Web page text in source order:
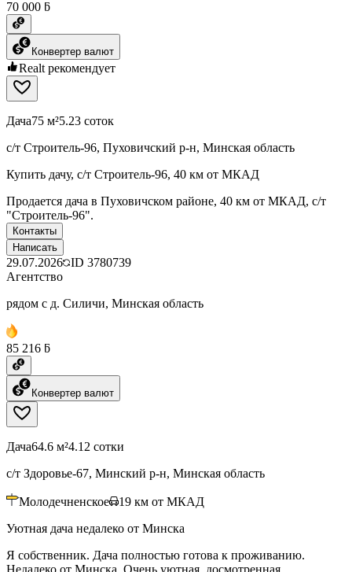
70 000 ƃ
Конвертер валют
Realt рекомендует
Дача75 м²5.23 соток
с/т Строитель-96, Пуховичский р-н, Минская область
Купить дачу, с/т Строитель-96, 40 км от МКАД
Продается дача в Пуховичском районе, 40 км от МКАД, с/т
"Строитель-96".
Контакты
Написать
29.07.2026 ID 3780739
Агентство
рядом с д. Силичи, Минская область
85 216 ƃ
Конвертер валют
Дача64.6 м²4.12 сотки
с/т Здоровье-67, Минский р-н, Минская область
Молодечненское 19 км от МКАД
Уютная дача недалеко от Минска
Я собственник. Дача полностью готова к проживанию.
Недалеко от Минска. Очень уютная, досмотренная,